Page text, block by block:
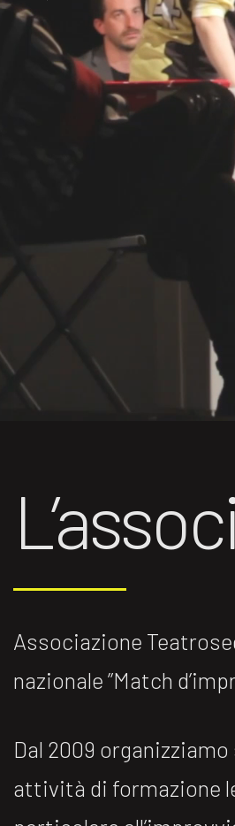
Associazione
nazionale ”Match
Dal 2009
attività di formazione